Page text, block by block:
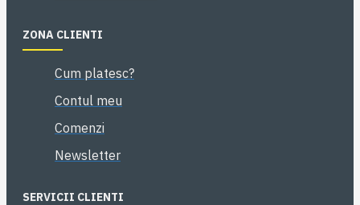
ZONA CLIENTI
Cum platesc?
Contul meu
Comenzi
Newsletter
SERVICII CLIENTI